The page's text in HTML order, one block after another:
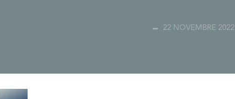
22 NOVEMBRE 2022